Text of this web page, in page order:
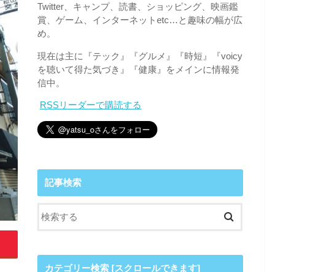
Twitter、キャンプ、読書、ショッピング、映画鑑
賞、ゲーム、インターネットetc…と趣味の幅が広
め。
現在は主に『テック』『グルメ』『時短』『voicy
を聴いて得た気づき』『健康』をメインに情報発
信中。
RSSリーダーで購読する
記事検索
カテゴリー検索 [スクロールできます]